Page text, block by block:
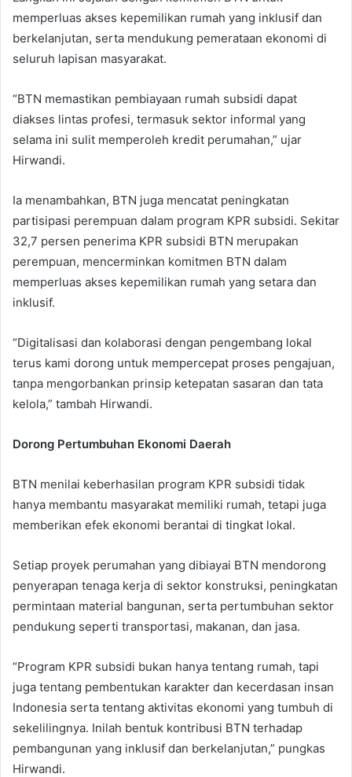
memperluas akses kepemilikan rumah yang inklusif dan
berkelanjutan, serta mendukung pemerataan ekonomi di
seluruh lapisan masyarakat.
“BTN memastikan pembiayaan rumah subsidi dapat
diakses lintas profesi, termasuk sektor informal yang
selama ini sulit memperoleh kredit perumahan,” ujar
Hirwandi.
Ia menambahkan, BTN juga mencatat peningkatan
partisipasi perempuan dalam program KPR subsidi. Sekitar
32,7 persen penerima KPR subsidi BTN merupakan
perempuan, mencerminkan komitmen BTN dalam
memperluas akses kepemilikan rumah yang setara dan
inklusif.
“Digitalisasi dan kolaborasi dengan pengembang lokal
terus kami dorong untuk mempercepat proses pengajuan,
tanpa mengorbankan prinsip ketepatan sasaran dan tata
kelola,” tambah Hirwandi.
Dorong Pertumbuhan Ekonomi Daerah
BTN menilai keberhasilan program KPR subsidi tidak
hanya membantu masyarakat memiliki rumah, tetapi juga
memberikan efek ekonomi berantai di tingkat lokal.
Setiap proyek perumahan yang dibiayai BTN mendorong
penyerapan tenaga kerja di sektor konstruksi, peningkatan
permintaan material bangunan, serta pertumbuhan sektor
pendukung seperti transportasi, makanan, dan jasa.
“Program KPR subsidi bukan hanya tentang rumah, tapi
juga tentang pembentukan karakter dan kecerdasan insan
Indonesia serta tentang aktivitas ekonomi yang tumbuh di
sekelilingnya. Inilah bentuk kontribusi BTN terhadap
pembangunan yang inklusif dan berkelanjutan,” pungkas
Hirwandi.